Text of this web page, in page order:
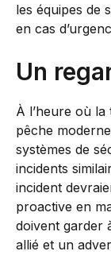
les équipes de
en cas
Un
À l’heure où
pêche
systèmes de
incidents
incident
proactive en
doivent garder
allié et un